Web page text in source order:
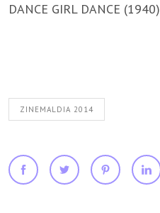
DANCE GIRL DANCE (1940)
ZINEMALDIA 2014